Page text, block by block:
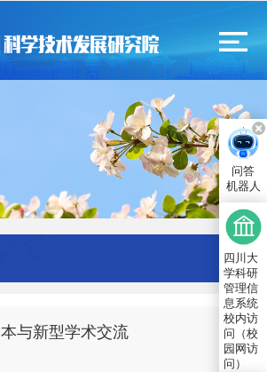
与新型学术交流
问答
机器人
四川大
学科研
管理信
息系统
校内访
问（校
园网访
问）